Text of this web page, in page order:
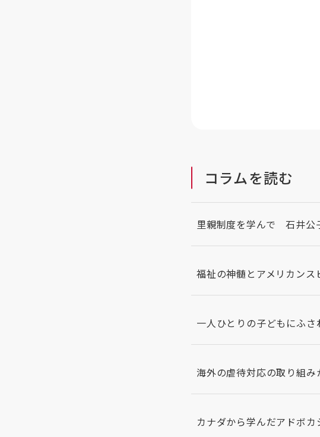
コラムを読む
里親制度を学んで 石井公
福祉の神髄とアメリカン
一人ひとりの子どもにふ
海外の虐待対応の取り組
カナダから学んだアドボ